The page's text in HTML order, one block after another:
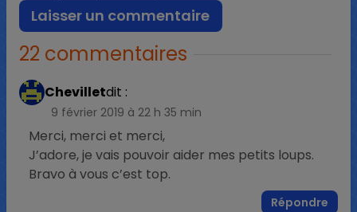
22 commentaires
Chevilletdit :
9 février 2019 à 22 h 35 min
Merci, merci et merci,
J’adore, je vais pouvoir aider mes petits loups.
Bravo à vous c’est top.
Répondre